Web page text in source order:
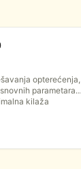
opterećenja,
parametara
kilaža